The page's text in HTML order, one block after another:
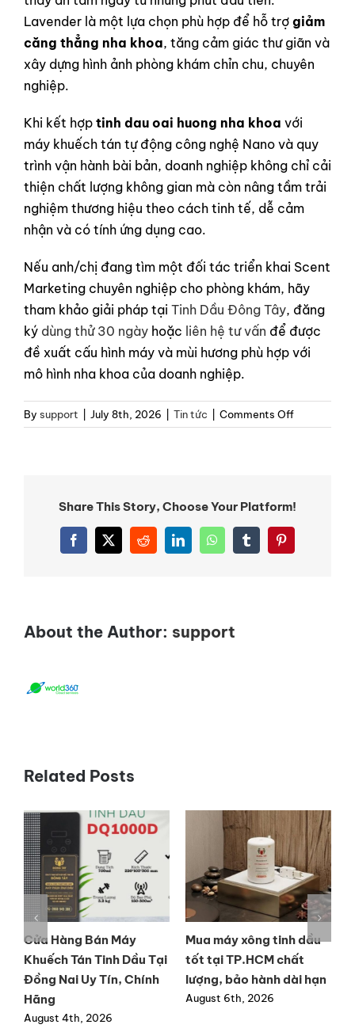
Lavender là một lựa chọn phù hợp để hỗ trợ giảm
căng thẳng nha khoa, tăng cảm giác thư giãn và
xây dựng hình ảnh phòng khám chỉn chu, chuyên
nghiệp.
Khi kết hợp tinh dau oai huong nha khoa với
máy khuếch tán tự động công nghệ Nano và quy
trình vận hành bài bản, doanh nghiệp không chỉ cải
thiện chất lượng không gian mà còn nâng tầm trải
nghiệm thương hiệu theo cách tinh tế, dễ cảm
nhận và có tính ứng dụng cao.
Nếu anh/chị đang tìm một đối tác triển khai Scent
Marketing chuyên nghiệp cho phòng khám, hãy
tham khảo giải pháp tại Tinh Dầu Đông Tây, đăng
ký dùng thử 30 ngày hoặc liên hệ tư vấn để được
đề xuất cấu hình máy và mùi hương phù hợp với
mô hình nha khoa của doanh nghiệp.
By support July 8th, 2026 Tin tức Comments Offon
Tinh
(Lavender)
Marketing:
Share This Story, Choose Your Platform!
Facebook
X RedditLinkedInWhatsAppTumblrPinterest
About the Author: support
Related Posts
Cửa Hàng Bán Máy
Khuếch Tán Tinh Dầu Tại
Đồng Nai Uy Tín, Chính
Hãng
August 4th, 2026
Mua máy xông tinh dầu
tốt tại TP.HCM chất
lượng, bảo hành dài hạn
August 6th, 2026